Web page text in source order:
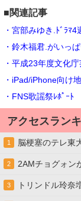
■関連記事
・宮部みゆき.ﾄﾞﾗﾏ
・鈴木福君.がいっ
・平成23年度文化
・iPad/iPhone向け
・FNS歌謡祭ﾚﾎﾟｰﾄ
アクセスラン
1 脳梗塞のテレ東
2 2AMチョグォン
3 トリンドル玲奈